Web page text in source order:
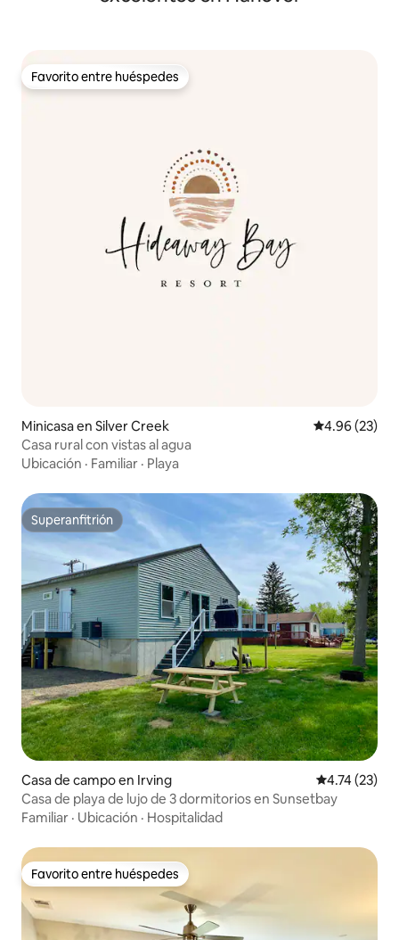
Favorito entre huéspedes
Favorito entre huéspedes
Minicasa en Silver Creek Calificación
4.96 (23)
Casa rural con vistas al agua
Ubicación · Familiar · Playa
Superanfitrión
Superanfitrión
Casa de campo en Irving Calificación
4.74 (23)
Casa de playa de lujo de 3 dormitorios en Sunsetbay
Familiar · Ubicación · Hospitalidad
Favorito entre huéspedes
Favorito entre huéspedes